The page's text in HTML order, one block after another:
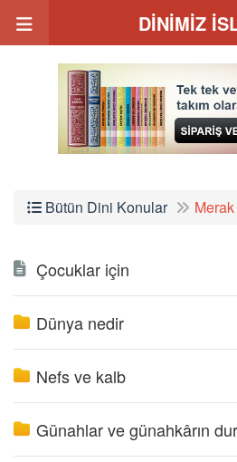
DİNİMİZ
Bütün Dini Konular
Çocuklar için
Dünya nedir
Nefs ve kalb
Günahlar ve günahkârın